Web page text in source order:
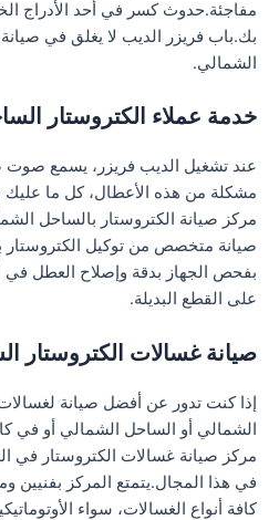
مفاجئة.حدوث كسر في أحد الأدراج
بك.باب فريزر الديب لا يغلق في
الشمالي.
خدمة عملاء الكتروستار
عند تشغيل الديب فريزر، يسمع
مشكلة من هذه الأعطال، كل ما عليك
مركز صيانة الكتروستار بالساحل
صيانة متخصص من توكيل الكتروستار
بفحص الجهاز بدقة وإصلاح العطل
على القطع البديلة.
صيانة غسالات الكتروستار
إذا كنت تدور عن أفضل صيانة
الشمالي أو الساحل الشمالي أو في
مركز صيانة غسالات الكتروستار في
في هذا المجال.يتمتع المركز
كافة أنواع الغسالات، سواء